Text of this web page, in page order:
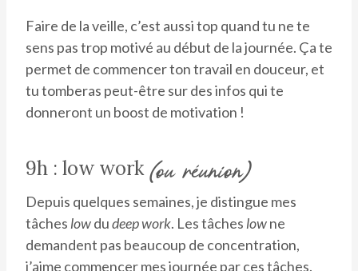
Faire de la veille, c’est aussi top quand tu ne te
sens pas trop motivé au début de la journée. Ça te
permet de commencer ton travail en douceur, et
tu tomberas peut-être sur des infos qui te
donneront un boost de motivation !
9h : low work(ou réunion)
Depuis quelques semaines, je distingue mes
tâches lowdudeep work. Les tâches lowne
demandent pas beaucoup de concentration,
j’aime commencer mes journée par ces tâches.